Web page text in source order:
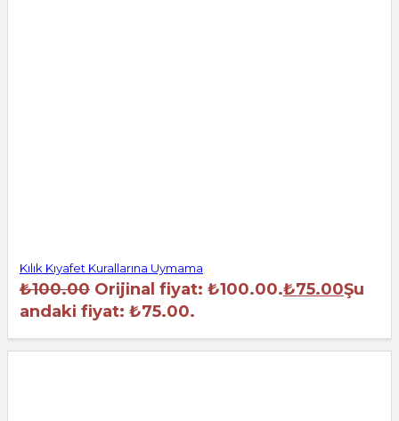
Kılık Kıyafet Kurallarına Uymama
₺100.00 Orijinal fiyat: ₺100.00.₺75.00Şu
andaki fiyat: ₺75.00.